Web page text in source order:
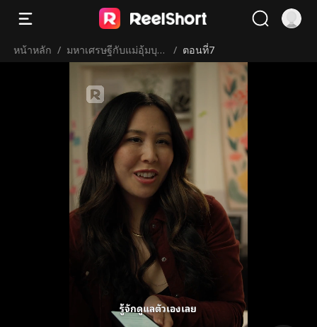
หน้าหลัก / มหาเศรษฐีกับแม่อุ้มบุญ
เวอร์จิ้น
/ ตอนที่7
รู้จักดูแลตัวเองเลย